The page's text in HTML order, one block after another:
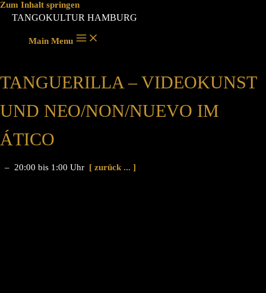
Zum Inhalt springen
TANGOKULTUR HAMBURG
Main Menu
TANGUERILLA – VIDEOKUNST
UND NEO/NON/NUEVO IM
ÁTICO
– 20:00 bis 1:00 Uhr [ zurück ... ]